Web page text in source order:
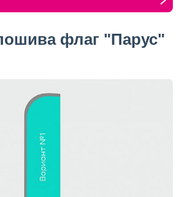
флаг "Парус"